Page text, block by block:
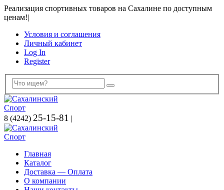
Реализация спортивных товаров на Сахалине по доступным
ценам!|
Условия и соглашения
Личный кабинет
Log In
Register
8 (4242) 25-15-81 |
Главная
Каталог
Доставка — Оплата
О компании